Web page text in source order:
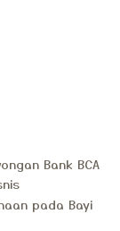
Bank BCA
pada Bayi